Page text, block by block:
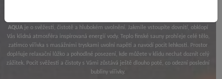
AQUA je o svěžesti, čistotě a hlubokém uvolnění. Jakmile vstoupíte dovnitř, obklopí
Vás klidná atmosféra inspirovaná energií vody. Teplo finské sauny prohřeje celé tělo,
zatímco vířivka s masážními tryskami uvolní napětí a navodí pocit lehkosti. Prostor
doplňuje relaxační lůžko a pohodlné posezení, kde můžete v klidu nechat doznít celý
zážitek. Pocit svěžesti a čistoty s Vámi zůstává ještě dlouho poté, co odezní poslední
bubliny vířivky.